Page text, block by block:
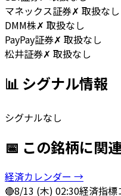
マネックス証券✗ 取扱なし
DMM株✗ 取扱なし
PayPay証券✗ 取扱なし
松井証券✗ 取扱なし
📊 シグナル情報
シグナルなし
📅 この銘柄に関
経済カレンダー →
🔴8/13 (木) 02:30経済指標